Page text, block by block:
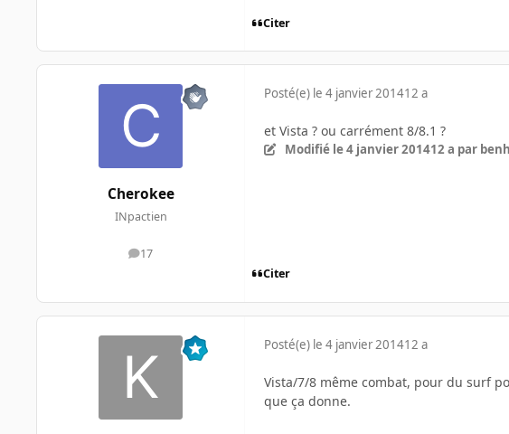
Citer
Cherokee
INpactien
17
messages
Posté(e) le 4 janvier 201412 a
et Vista ? ou carrément 8/8.1 ?
Modifié le 4 janvier 201412 a par
Citer
Posté(e) le 4 janvier 201412 a
Vista/7/8 même combat, pour du surf
que ça donne.